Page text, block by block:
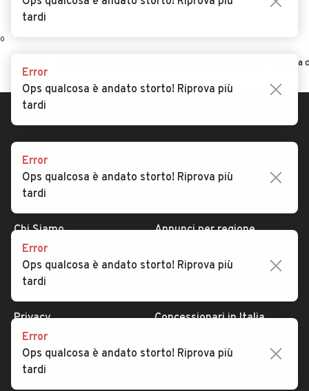
0
Conca
Chi Siamo
Serve aiuto?
Dati identificativi
Privacy
Impostazioni Privacy
Security
Annunci per regione
Tutte le auto usate
Concessionari in Italia
Valutazione auto
tardi
Error
Ops qualcosa è andato storto! Riprova più
tardi
Error
Ops qualcosa è andato storto! Riprova più
tardi
Error
Ops qualcosa è andato storto! Riprova più
tardi
Error
Ops qualcosa è andato storto! Riprova più
tardi